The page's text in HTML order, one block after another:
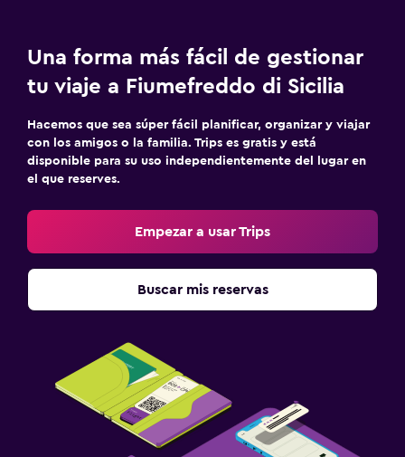
Servicios y facilidades
Servicio de despertador
Servicio de habitaciones
Mostrador de información turística
Check-out exprés
Recepción 24 horas
Botella de agua
Ideal para familias
Cuna/cama nido disponibles
Una forma más fácil de gestionar
tu viaje a Fiumefreddo di Sicilia
Hacemos que sea súper fácil planificar, organizar y viajar
con los amigos o la familia. Trips es gratis y está
disponible para su uso independientemente del lugar en
el que reserves.
Empezar a usar Trips
Buscar mis reservas